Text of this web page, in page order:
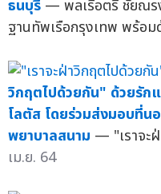
ธนบุรี — พลเรือตรี ชัยณ
ฐานทัพเรือกรุงเทพ พร้อ
วิกฤตไปด้วยกัน" ด้วยรัก
โลตัส โดยร่วมส่งมอบที่น
พยาบาลสนาม — "เราจะ
เม.ย. 64